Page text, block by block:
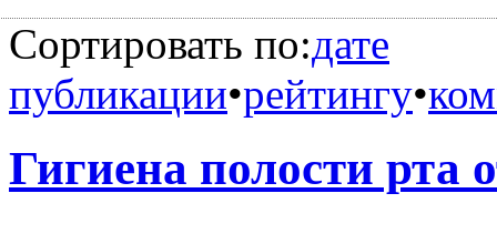
Сортировать по:дате
публикации•рейтингу•
Гигиена полости рта